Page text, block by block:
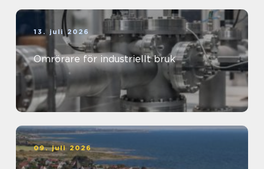
13. juli 2026
Omrörare för industriellt bruk
09. juli 2026